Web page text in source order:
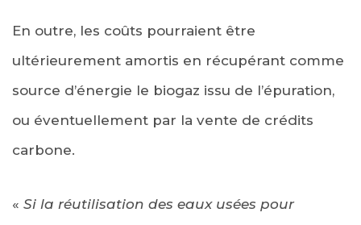
En outre, les coûts pourraient être
ultérieurement amortis en récupérant comme
source d’énergie le biogaz issu de l’épuration,
ou éventuellement par la vente de crédits
carbone.
« Si la réutilisation des eaux usées pour